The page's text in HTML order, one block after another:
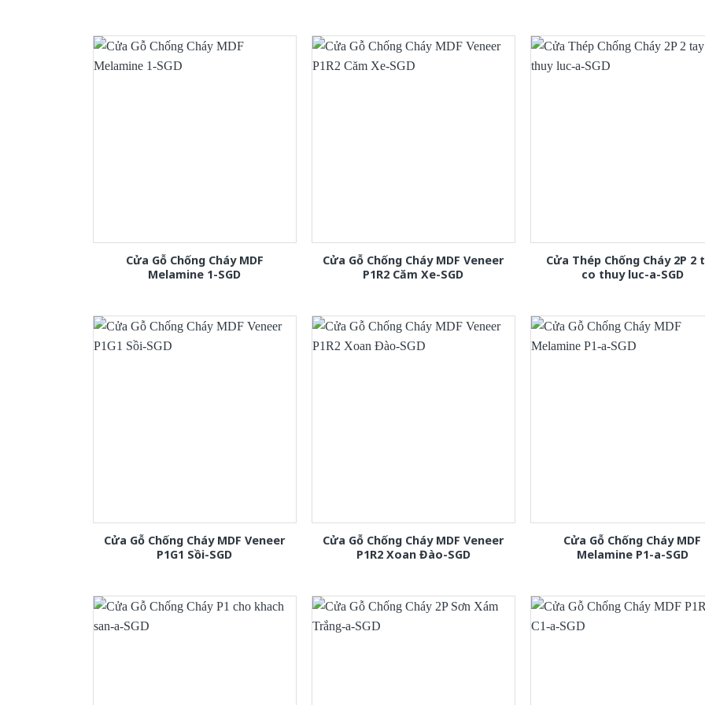
Cửa Gỗ Chống Cháy MDF
Melamine 1-SGD
Cửa Gỗ Chống Cháy MDF Veneer
P1R2 Căm Xe-SGD
Cửa Thép Chống Cháy 2P 2
co thuy luc-a-SGD
Cửa Gỗ Chống Cháy MDF Veneer
P1G1 Sồi-SGD
Cửa Gỗ Chống Cháy MDF Veneer
P1R2 Xoan Đào-SGD
Cửa Gỗ Chống Cháy MDF
Melamine P1-a-SGD